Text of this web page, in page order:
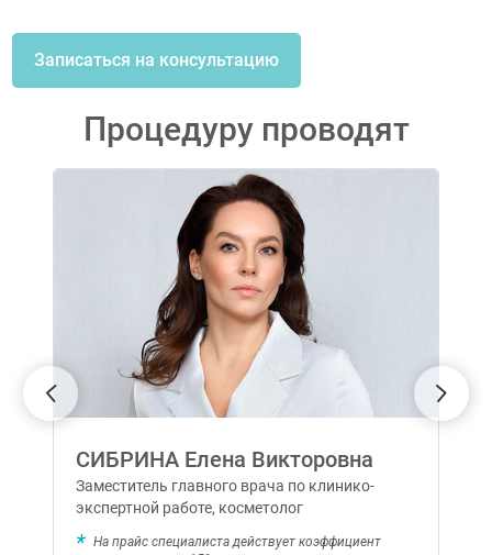
Записаться на консультацию
Процедуру проводят
СИБРИНА Елена Викторовна
Заместитель главного врача по клинико-
экспертной работе, косметолог
На прайс специалиста действует коэффициент